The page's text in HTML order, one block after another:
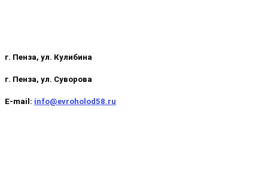
г. Пенза, ул. Кулибина
г. Пенза, ул. Суворова
E-mail: info@evroholod58.ru